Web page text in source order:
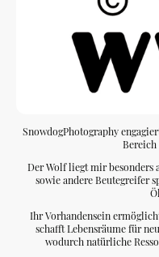
SnowdogPhotography
Bereich
Der Wolf liegt mir besonders
sowie andere Beutegreifer
Ihr Vorhandensein
schafft Lebensräume für
wodurch natürliche